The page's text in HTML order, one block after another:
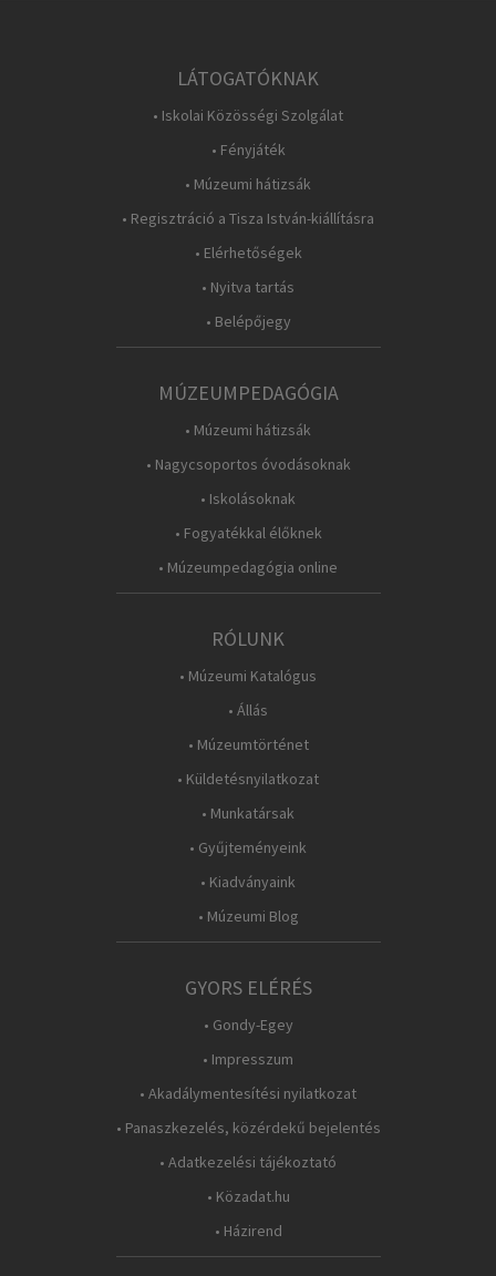
LÁTOGATÓKNAK
• Iskolai Közösségi Szolgálat
• Fényjáték
• Múzeumi hátizsák
• Regisztráció a Tisza István-kiállításra
• Elérhetőségek
• Nyitva tartás
• Belépőjegy
MÚZEUMPEDAGÓGIA
• Múzeumi hátizsák
• Nagycsoportos óvodásoknak
• Iskolásoknak
• Fogyatékkal élőknek
• Múzeumpedagógia online
RÓLUNK
• Múzeumi Katalógus
• Állás
• Múzeumtörténet
• Küldetésnyilatkozat
• Munkatársak
• Gyűjteményeink
• Kiadványaink
• Múzeumi Blog
GYORS ELÉRÉS
• Gondy-Egey
• Impresszum
• Akadálymentesítési nyilatkozat
• Panaszkezelés, közérdekű bejelentés
• Adatkezelési tájékoztató
• Közadat.hu
• Házirend